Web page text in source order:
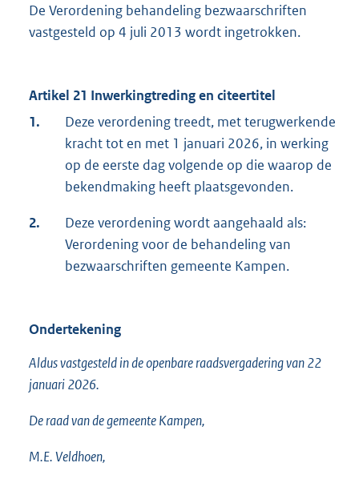
De Verordening behandeling bezwaarschriften
vastgesteld op 4 juli 2013 wordt ingetrokken.
Artikel 21 Inwerkingtreding en citeertitel
1.
Deze verordening treedt, met terugwerkende
kracht tot en met 1 januari 2026, in werking
op de eerste dag volgende op die waarop de
bekendmaking heeft plaatsgevonden.
2.
Deze verordening wordt aangehaald als:
Verordening voor de behandeling van
bezwaarschriften gemeente Kampen.
Ondertekening
Aldus vastgesteld in de openbare raadsvergadering van 22
januari 2026.
De raad van de gemeente Kampen,
M.E. Veldhoen,